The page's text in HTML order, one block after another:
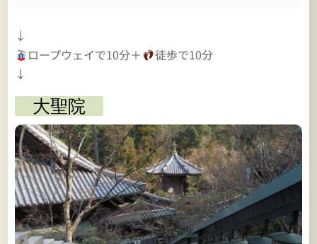
↓
ロープウェイで10分＋
徒歩で10分
↓
大聖院